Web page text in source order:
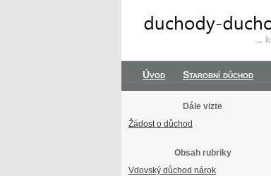
Úvod Starobní důchod
Dále vizte
Žádost o důchod
Obsah rubriky
Vdovský důchod nárok